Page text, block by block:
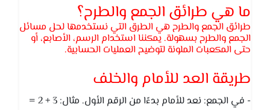
ما هي طرائق الجمع والطرح؟
طرائق الجمع والطرح هي الطرق التي نستخدمها لحل مسائل
الجمع والطرح بسهولة. يمكننا استخدام الرسم، الأصابع، أو
حتى المكعبات الملونة لتوضيح العمليات الحسابية.
طريقة العد للأمام والخلف
- في الجمع: نعد للأمام بدءًا من الرقم الأول. مثال: 3 + 2 =